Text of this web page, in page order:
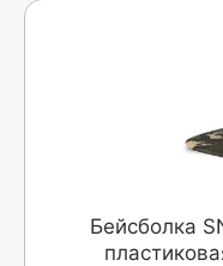
Бейсболка